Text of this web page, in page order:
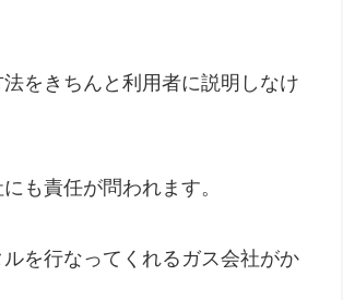
をきちんと利用者に説明しなけ
も責任が問われます。
を行なってくれるガス会社がか